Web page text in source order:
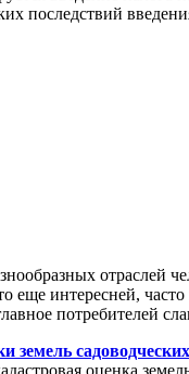
последствий
отраслей
интересней,
потребителей
земель
оценка